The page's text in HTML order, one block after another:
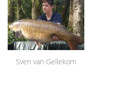
Sven van Gellekom